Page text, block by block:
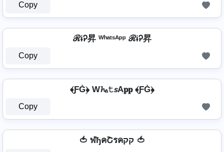
Copy
ℛɨᎮ昇 ᵂʰᵃᵗˢᴬᵖᵖ ℛɨᎮ昇
Copy
﴾ƑĠ﴿ W𝓱ₐ𝚝𝘴A𝐩𝐩 ﴾ƑĠ﴿
Copy
🍅 ฬђคՇรคקק 🍅